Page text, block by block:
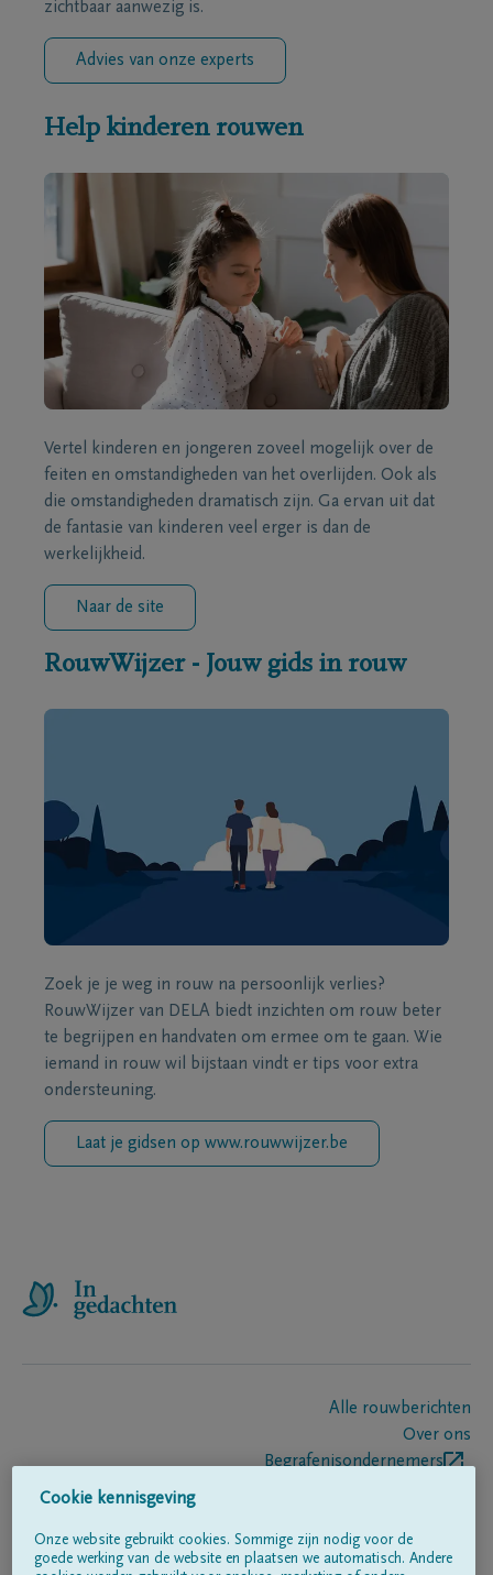
zichtbaar aanwezig is.
Advies van onze experts
Help kinderen rouwen
Vertel kinderen en jongeren zoveel mogelijk over de
feiten en omstandigheden van het overlijden. Ook als
die omstandigheden dramatisch zijn. Ga ervan uit dat
de fantasie van kinderen veel erger is dan de
werkelijkheid.
Naar de site
RouwWijzer - Jouw gids in rouw
Zoek je je weg in rouw na persoonlijk verlies?
RouwWijzer van DELA biedt inzichten om rouw beter
te begrijpen en handvaten om ermee om te gaan. Wie
iemand in rouw wil bijstaan vindt er tips voor extra
ondersteuning.
Laat je gidsen op www.rouwwijzer.be
Alle rouwberichten
Over ons
Begrafenisondernemers
Volg ons op
Cookie kennisgeving
Onze website gebruikt cookies. Sommige zijn nodig voor de
goede werking van de website en plaatsen we automatisch. Andere